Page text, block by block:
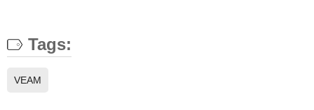
Tags:
VEAM